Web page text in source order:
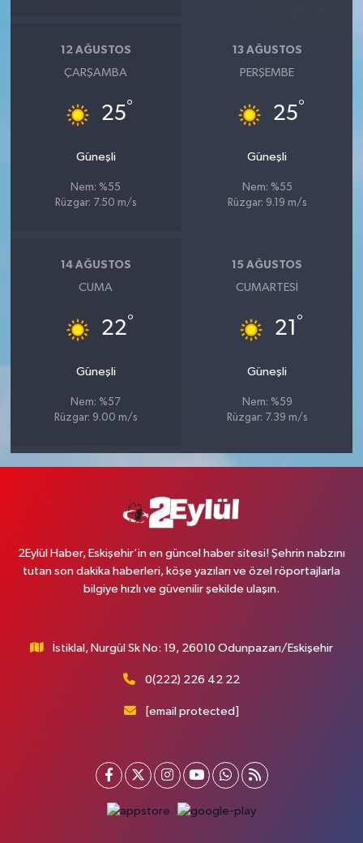
12 AĞUSTOS
ÇARŞAMBA
25°
Güneşli
Nem: %55
Rüzgar: 7.50 m/s
13 AĞUSTOS
PERŞEMBE
25°
Güneşli
Nem: %55
Rüzgar: 9.19 m/s
14 AĞUSTOS
CUMA
22°
Güneşli
Nem: %57
Rüzgar: 9.00 m/s
15 AĞUSTOS
CUMARTESI
21 °
Güneşli
Nem: %59
Rüzgar: 7.39 m/s
2Eylül Haber, Eskişehir’in en güncel haber sitesi! Şehrin nabzını
tutan son dakika haberleri, köşe yazıları ve özel röportajlarla
bilgiye hızlı ve güvenilir şekilde ulaşın.
İstiklal, Nurgül Sk No: 19, 26010 Odunpazarı/Eskişehir
0(222) 226 42 22
[email protected]